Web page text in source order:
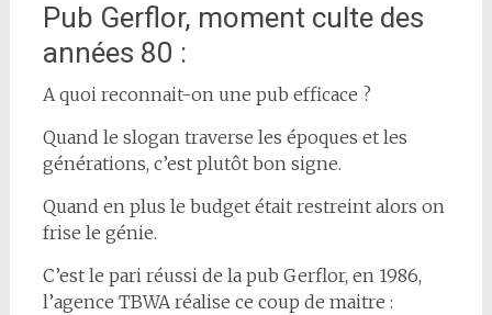
Pub Gerflor, moment culte des
années 80 :
A quoi reconnait-on une pub efficace ?
Quand le slogan traverse les époques et les
générations, c’est plutôt bon signe.
Quand en plus le budget était restreint alors on
frise le génie.
C’est le pari réussi de la pub Gerflor, en 1986,
l’agence TBWA réalise ce coup de maitre :